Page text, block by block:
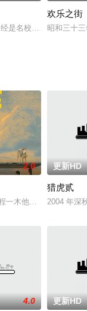
是名校校长，和丈夫
欢乐之街
昭和三十
，以年轻化、科技化
2.0
一木他们毕业于同一
更新HD
猎虎贰
2004 年深
4.0 更新HD